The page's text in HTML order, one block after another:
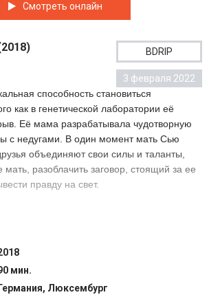
Смотреть онлайн
BDRIP
3 февраля 2022
способность становиться
как в генетической лаборатории её
Её мама разрабатывала чудотворную
с недугами. В один момент мать Сью
объединяют свои силы и таланты,
мать, разоблачить заговор, стоящий за ее
правду на свет.
(2018) в хорошем качестве HD
мин.
Германия, Люксембург